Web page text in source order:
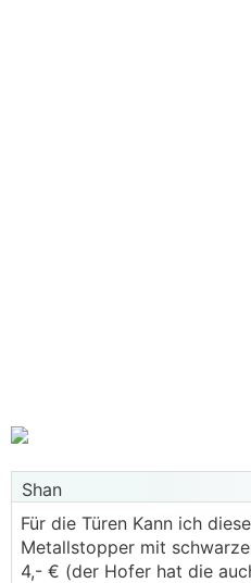
Shan
Für die Türen Kann ich
Metallstopper mit
4,- € (der Hofer hat die